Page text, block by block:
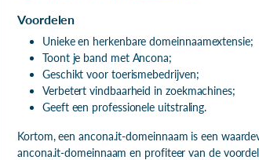
Voordelen
Unieke en herkenbare domeinnaamextensie;
Toont je band met Ancona;
Geschikt voor toerismebedrijven;
Verbetert vindbaarheid in zoekmachines;
Geeft een professionele uitstraling.
Kortom, een ancona.it-domeinnaam is een
ancona.it-domeinnaam en profiteer van de